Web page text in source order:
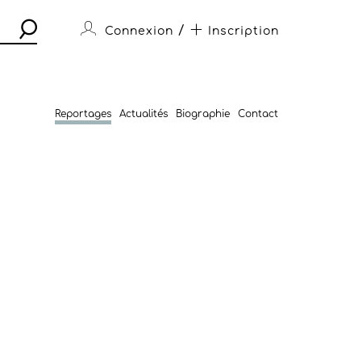
Connexion / Inscription
Reportages Actualités Biographie Contact